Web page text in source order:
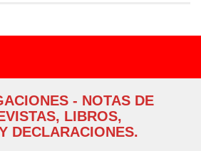
- NOTAS DE
LIBROS,
DECLARACIONES.